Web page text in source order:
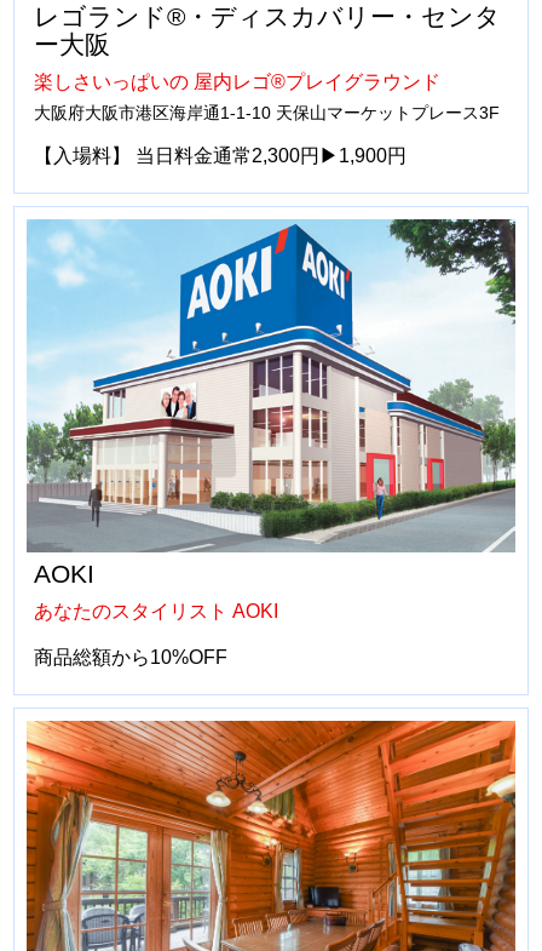
レゴランド®・ディスカバリー・センタ
ー大阪
楽しさいっぱいの 屋内レゴ®プレイグラウンド
大阪府大阪市港区海岸通1-1-10 天保山マーケットプレース3F
【入場料】 当日料金通常2,300円▶1,900円
AOKI
あなたのスタイリスト AOKI
商品総額から10%OFF